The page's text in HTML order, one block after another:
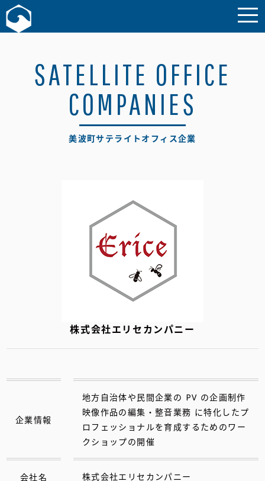
お問い合わせ
SATELLITE OFFICE
COMPANIES
美波町サテライトオフィス企業
株式会社エリセカンパニー
企業情報
地方自治体や民間企業の PV の企画制作
映像作品の編集・整音業務 に特化したプ
ロフェッショナルを育成するためのワー
クショップの開催
会社名 株式会社エリセカンパニー